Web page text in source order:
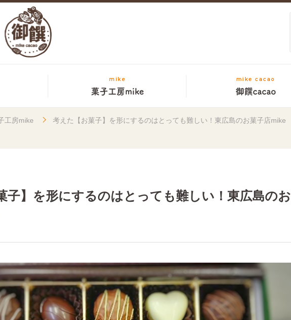
mike
菓子工房mike
mike cacao
御饌cacao
工房mike 考えた【お菓子】を形にするのはとっても難しい！東広島のお菓子店mike
子】を形にするのはとっても難しい！東広島のお